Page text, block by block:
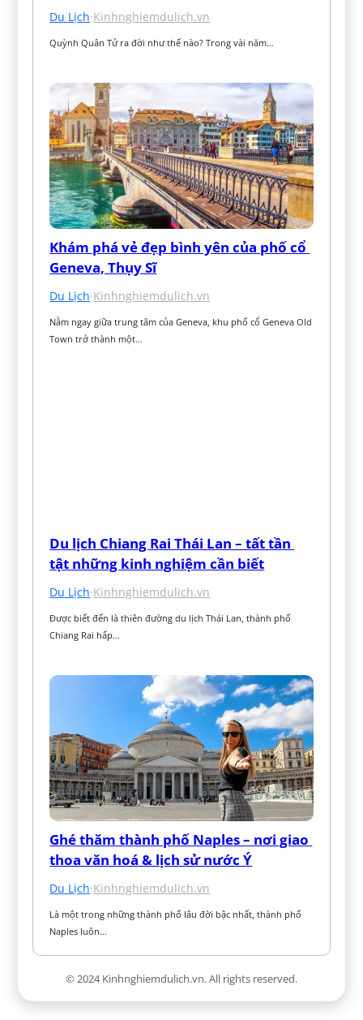
Du Lịch·Kinhnghiemdulich.vn
Quỳnh Quân Tử ra đời như thế nào? Trong vài năm…
Khám phá vẻ đẹp bình yên của phố cổ
Geneva, Thụy Sĩ
Du Lịch·Kinhnghiemdulich.vn
Nằm ngay giữa trung tâm của Geneva, khu phố cổ Geneva Old
Town trở thành một…
Du lịch Chiang Rai Thái Lan – tất tần
tật những kinh nghiệm cần biết
Du Lịch·Kinhnghiemdulich.vn
Được biết đến là thiên đường du lịch Thái Lan, thành phố
Chiang Rai hấp…
Ghé thăm thành phố Naples – nơi giao
thoa văn hoá & lịch sử nước Ý
Du Lịch·Kinhnghiemdulich.vn
Là một trong những thành phố lâu đời bậc nhất, thành phố
Naples luôn…
© 2024 Kinhnghiemdulich.vn. All rights reserved.